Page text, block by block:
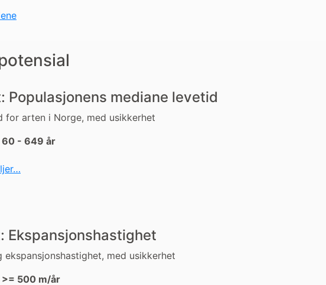
Populasjonens mediane levetid
for arten i Norge, med usikkerhet
60 - 649 år
Ekspansjonshastighet
ekspansjonshastighet, med usikkerhet
>= 500 m/år